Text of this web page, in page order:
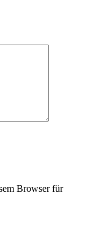
Browser für